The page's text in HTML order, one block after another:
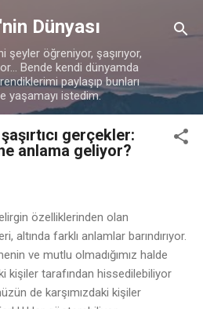
içeriğe atla
Dünyası
şeyler öğreniyor, şaşırıyor,
Bende kendi dünyamda
paylaşıp bunları
yaşamayı istedim.
gerçekler:
anlama geliyor?
özelliklerinden olan
altında farklı anlamlar barındırıyor.
ve mutlu olmadığımız halde
kişiler tarafından hissedilebiliyor
de karşımızdaki kişiler